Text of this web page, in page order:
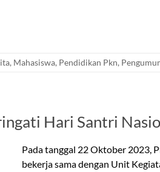
, Mahasiswa, Pendidikan Pkn,
Hari Santri
Pada tanggal 22 Oktober 2023,
bekerja sama dengan Unit